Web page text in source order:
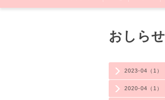
2023-04（1）
2020-04（1）
おしらせ